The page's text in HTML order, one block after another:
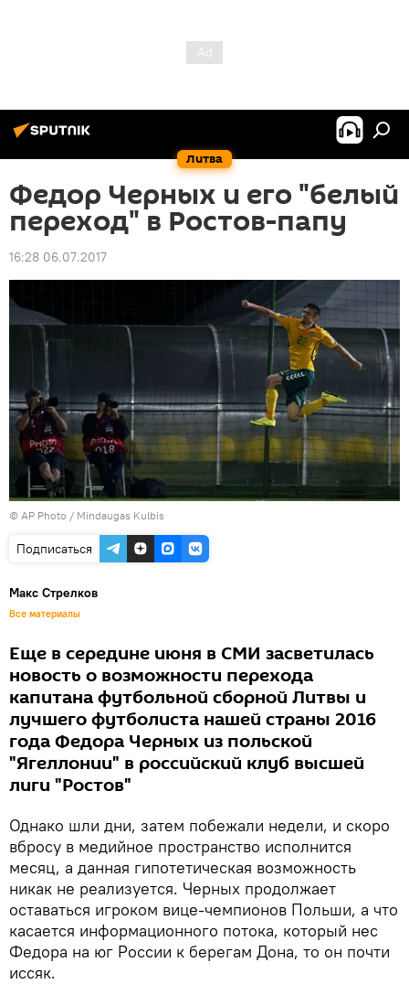
Литва
Федор Черных и его "белый
переход" в Ростов-папу
16:28 06.07.2017
© AP Photo / Mindaugas Kulbis
Подписаться
Макс Стрелков
Все материалы
Еще в середине июня в СМИ засветилась
новость о возможности перехода
капитана футбольной сборной Литвы и
лучшего футболиста нашей страны 2016
года Федора Черных из польской
"Ягеллонии" в российский клуб высшей
лиги "Ростов"
Однако шли дни, затем побежали недели, и скоро
вбросу в медийное пространство исполнится
месяц, а данная гипотетическая возможность
никак не реализуется. Черных продолжает
оставаться игроком вице-чемпионов Польши, а что
касается информационного потока, который нес
Федора на юг России к берегам Дона, то он почти
иссяк.